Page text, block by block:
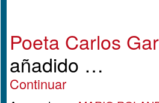
Poeta Carlos
añadido …
Continuar